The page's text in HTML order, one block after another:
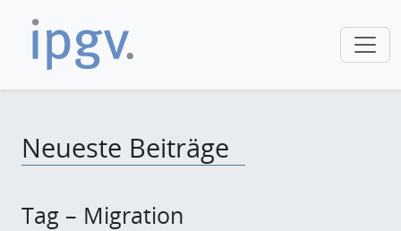
Neueste Beiträge
Tag – Migration